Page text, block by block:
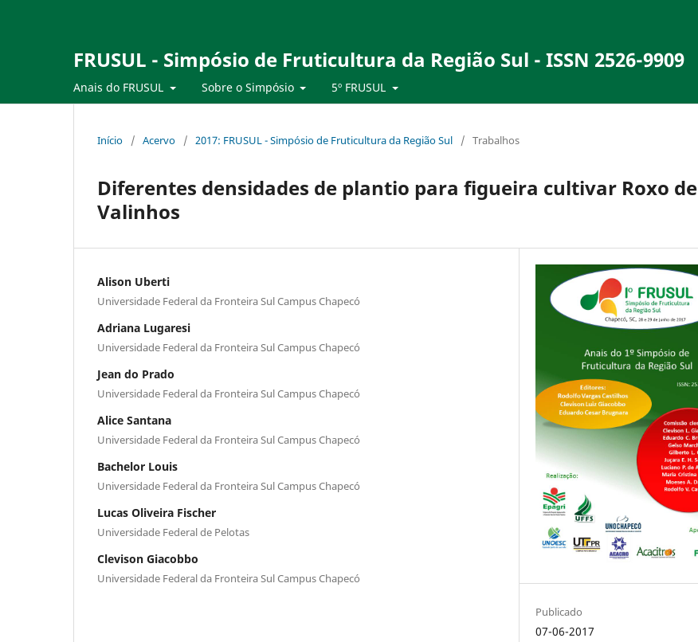
FRUSUL - Simpósio de Fruticultura da Região Sul - ISSN 2526-9909
Anais do FRUSUL Sobre o Simpósio 5º FRUSUL
Início / Acervo / 2017: FRUSUL - Simpósio de Fruticultura da Região Sul / Trabalhos
Diferentes densidades de plantio para figueira cultivar Roxo de
Valinhos
Alison Uberti
Universidade Federal da Fronteira Sul Campus Chapecó
Adriana Lugaresi
Universidade Federal da Fronteira Sul Campus Chapecó
Jean do Prado
Universidade Federal da Fronteira Sul Campus Chapecó
Alice Santana
Universidade Federal da Fronteira Sul Campus Chapecó
Bachelor Louis
Universidade Federal da Fronteira Sul Campus Chapecó
Lucas Oliveira Fischer
Universidade Federal de Pelotas
Clevison Giacobbo
Universidade Federal da Fronteira Sul Campus Chapecó
Publicado
07-06-2017